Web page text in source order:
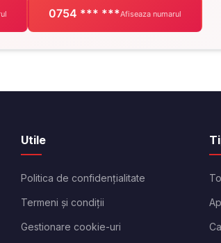
0754 *** ***Afiseaza numarul
Utile
Politica de confidențialitate
Termeni și condiții
Gestionare cookie-uri